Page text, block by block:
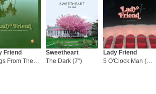
Friend
Sweetheart
The Dark (7")
Lady Friend